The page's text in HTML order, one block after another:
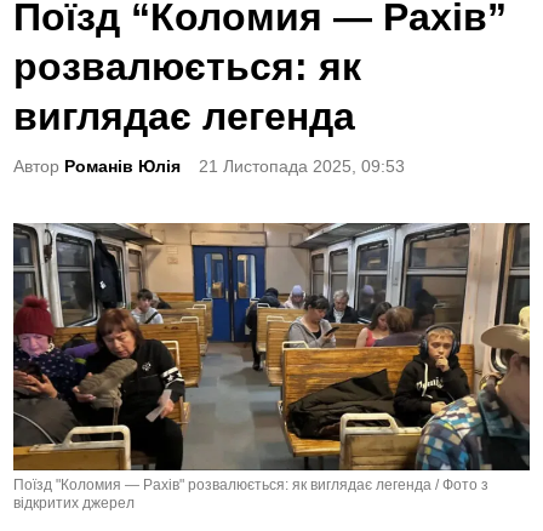
s
e
d
i
Поїзд “Коломия — Рахів”
розвалюється: як
виглядає легенда
Автор Романів Юлія 21 Листопада 2025, 09:53
Поїзд "Коломия — Рахів" розвалюється: як виглядає легенда / Фото з
відкритих джерел